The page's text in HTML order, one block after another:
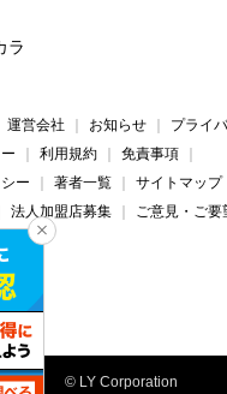
ラ
運営会社 お知らせ
プライ
利用規約
免責事項
ー
著者一覧
サイトマップ
法人加盟店募集
ご意見・ご要
© LY Corporation